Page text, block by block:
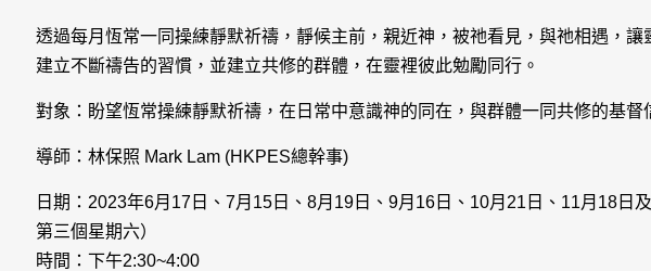
透過每月恆常一同操練靜默祈禱，靜候主前，親近神，被祂看見，與祂相遇，讓
建立不斷禱告的習慣，並建立共修的群體，在靈裡彼此勉勵同行。
對象：盼望恆常操練靜默祈禱，在日常中意識神的同在，與群體一同共修的基督
導師：林保照 Mark Lam (HKPES總幹事)
日期：2023年6月17日、7月15日、8月19日、9月16日、10月21日、11月18日
第三個星期六）
時間：下午2:30~4:00